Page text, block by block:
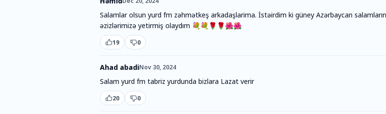
Salamlar olsun yurd fm zəhmətkeş arkadaşlarima. İstəirdim ki güney Azərbaycan
əzizlərimizə yetirmiş olaydım 💐💐🌹🌹🌺🌺
19 0
Ahad abadiNov 30, 2024
Salam yurd fm tabriz yurdunda bizlara Lazat verir
20 0